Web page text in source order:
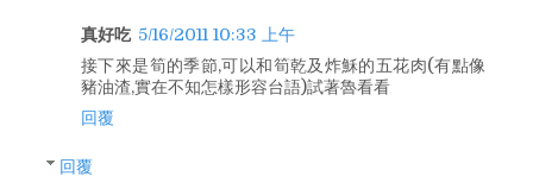
真好吃 5/16/2011 10:33 上午
接下來是筍的季節,可以和筍乾及炸穌的五花肉(有點像
豬油渣,實在不知怎樣形容台語)試著魯看看
回覆
回覆